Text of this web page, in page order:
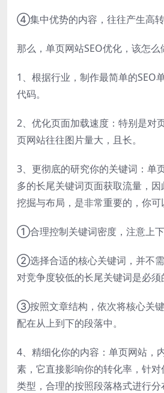
④集中优势的内容，往往产生高转
那么，单页网站SEO优化，该怎么
1、根据行业，制作最简单的SEO
代码。
2、优化页面加载速度：特别是对
页网站往往图片量大，且长。
3、更彻底的研究你的关键词：单
多的长尾关键词页面获取流量，
挖掘与布局，是非常重要的，你可
①合理控制关键词密度，注意上下
②选择合适的核心关键词，并不
对竞争度较低的长尾关键词是必须
③按照文章结构，依次将核心关
配在从上到下的段落中。
4、精细化你的内容：单页网站，
素，它直接影响你的转化率，针
类型，合理的按照段落格式进行